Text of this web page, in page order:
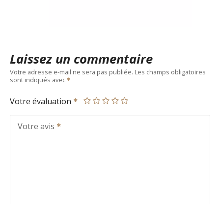
Laissez un commentaire
Votre adresse e-mail ne sera pas publiée. Les champs obligatoires
sont indiqués avec
Votre évaluation
Votre avis